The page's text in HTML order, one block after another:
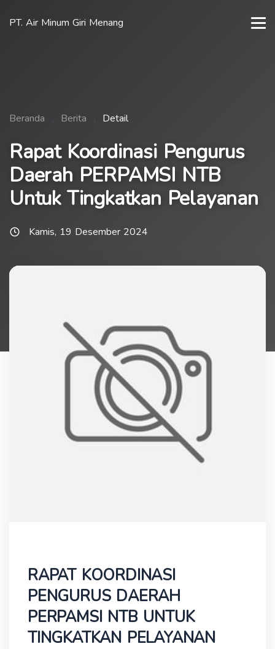
PT. Air Minum Giri Menang
Beranda Berita Detail
Rapat Koordinasi Pengurus
Daerah PERPAMSI NTB
Untuk Tingkatkan Pelayanan
Kamis, 19 Desember 2024
RAPAT KOORDINASI
PENGURUS DAERAH
PERPAMSI NTB UNTUK
TINGKATKAN PELAYANAN